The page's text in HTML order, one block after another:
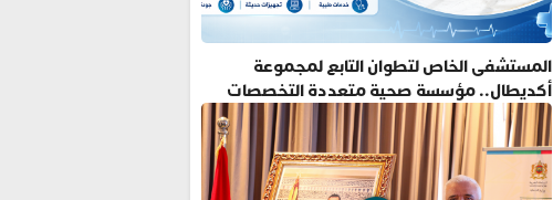
المستشفى الخاص لتطوان التابع لمجموعة
أكديطال.. مؤسسة صحية متعددة التخصصات
تلتزم بأفضل المعايير الدولية